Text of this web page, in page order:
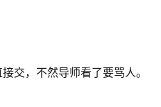
交，不然导师看了要骂人。